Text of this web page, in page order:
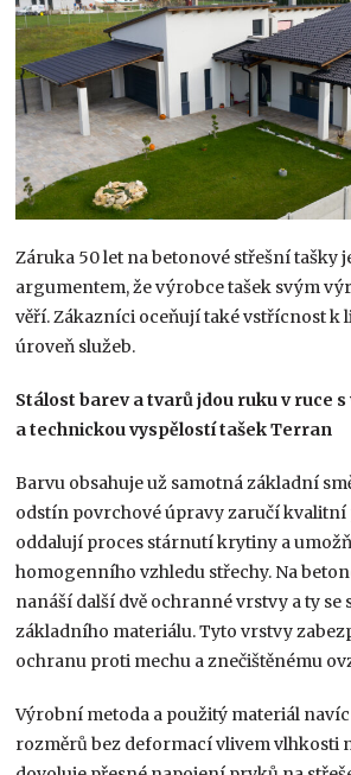
Záruka 50 let na betonové střešní tašky
argumentem, že výrobce tašek svým
věří. Zákazníci oceňují také vstřícnost k
úroveň služeb.
Stálost barev a tvarů jdou ruku v ruce
a technickou vyspělostí tašek Terran
Barvu obsahuje už samotná základní
odstín povrchové úpravy zaručí kvalitní
oddalují proces stárnutí krytiny a
homogenního vzhledu střechy. Na
nanáší další dvě ochranné vrstvy a ty se
základního materiálu. Tyto vrstvy
ochranu proti mechu a znečištěnému
Výrobní metoda a použitý materiál
rozměrů bez deformací vlivem vlhkosti